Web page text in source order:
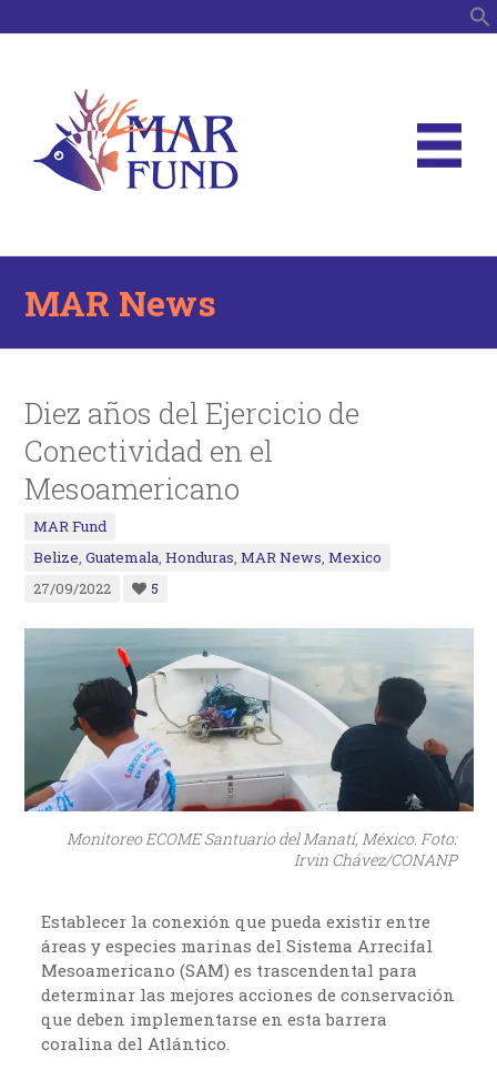
MAR News
Diez años del Ejercicio de
Conectividad en el
Mesoamericano
MAR Fund
Belize,Guatemala,Honduras,MAR News,Mexico
27/09/2022
5
Monitoreo ECOME Santuario del Manatí, México. Foto:
Irvin Chávez/CONANP
Establecer la conexión que pueda existir entre
áreas y especies marinas del Sistema Arrecifal
Mesoamericano (SAM) es trascendental para
determinar las mejores acciones de conservación
que deben implementarse en esta barrera
coralina del Atlántico.